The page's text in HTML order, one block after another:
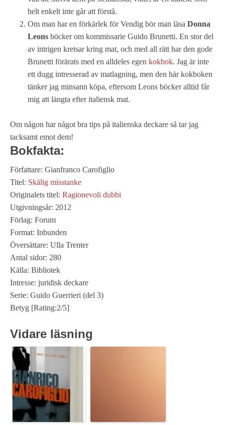
helt enkelt inte går att förstå.
Om man har en förkärlek för Vendig bör man läsa Donna
Leons böcker om kommissarie Guido Brunetti. En stor del
av intrigen kretsar kring mat, och med all rätt har den gode
Brunetti förärats med en alldeles egen kokbok. Jag är inte
ett dugg intresserad av matlagning, men den här kokboken
tänker jag minsann köpa, eftersom Leons böcker alltid får
mig att längta efter italiensk mat.
Om någon har något bra tips på italienska deckare så tar jag
tacksamt emot dem!
Bokfakta:
Författare: Gianfranco Carofiglio
Titel: Skälig misstanke
Originalets titel: Ragionevoli dubbi
Utgivningsår: 2012
Förlag: Forum
Format: Inbunden
Översättare: Ulla Trenter
Antal sidor: 280
Källa: Bibliotek
Intresse: juridisk deckare
Serie: Guido Guerrieri (del 3)
Betyg [Rating:2/5]
Vidare läsning